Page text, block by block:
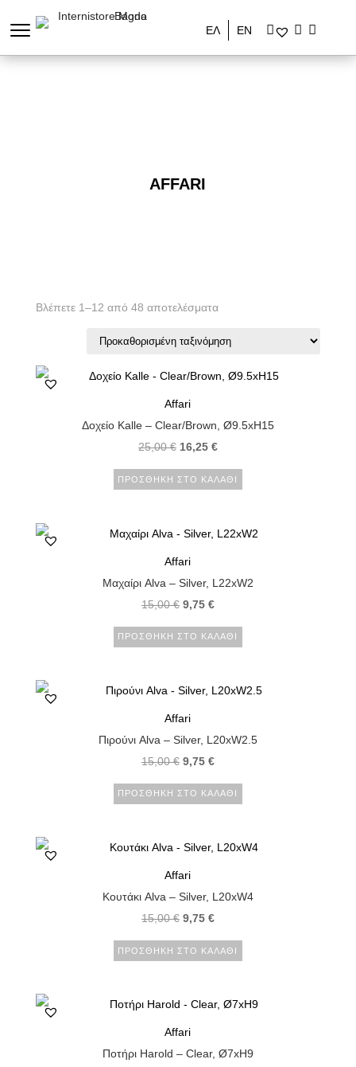
ΕΛ ΕΝ
AFFARI
Βλέπετε 1–12 από 48 αποτελέσματα
Affari
Δοχείο Kalle – Clear/Brown, Ø9.5xH15
25,00€ 16,25 €
ΠΡΟΣΘΉΚΗ ΣΤΟ ΚΑΛΆΘΙ
Affari
Μαχαίρι Alva – Silver, L22xW2
15,00€ 9,75 €
ΠΡΟΣΘΉΚΗ ΣΤΟ ΚΑΛΆΘΙ
Affari
Πιρούνι Alva – Silver, L20xW2.5
15,00€ 9,75 €
ΠΡΟΣΘΉΚΗ ΣΤΟ ΚΑΛΆΘΙ
Affari
Κουτάκι Alva – Silver, L20xW4
15,00€ 9,75 €
ΠΡΟΣΘΉΚΗ ΣΤΟ ΚΑΛΆΘΙ
Affari
Ποτήρι Harold – Clear, Ø7xH9